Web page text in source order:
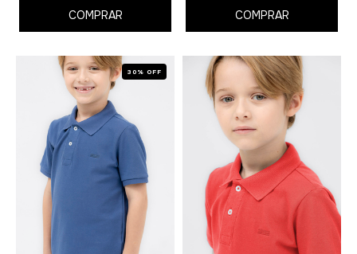
COMPRAR COMPRAR
30% OFF